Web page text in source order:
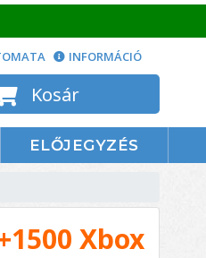
INFORMÁCIÓ
Kosár
ELŐJEGYZÉS
Xbox